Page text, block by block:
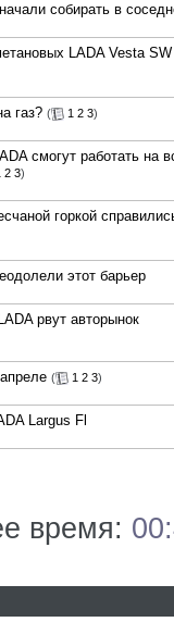
собирать в
LADA Vesta
газ? ( 1 2 3)
смогут работать на
2 3)
горкой
этот барьер
рвут авторынок
( 1 2 3)
Largus Fl
время: